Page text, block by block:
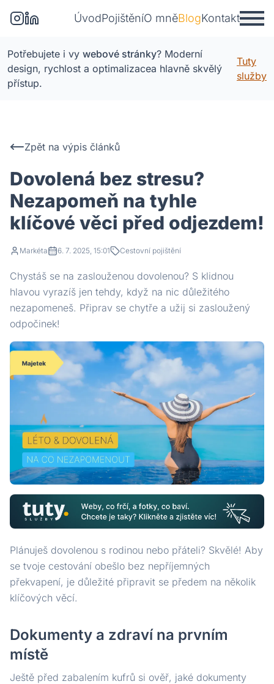
ÚvodPojištěníO mněBlogKontakt
Potřebujete i vy webové stránky? Moderní
design, rychlost a optimalizacea hlavně skvělý
přístup.
Tuty
služby
Zpět na výpis článků
Dovolená bez stresu?
Nezapomeň na tyhle
klíčové věci před odjezdem!
Markéta 6. 7. 2025, 15:01 Cestovní pojištění
Chystáš se na zaslouženou dovolenou? S klidnou
hlavou vyrazíš jen tehdy, když na nic důležitého
nezapomeneš. Připrav se chytře a užij si zasloužený
odpočinek!
Plánuješ dovolenou s rodinou nebo přáteli? Skvělé! Aby
se tvoje cestování obešlo bez nepříjemných
překvapení, je důležité připravit se předem na několik
klíčových věcí.
Dokumenty a zdraví na prvním
místě
Ještě před zabalením kufrů si ověř, jaké dokumenty